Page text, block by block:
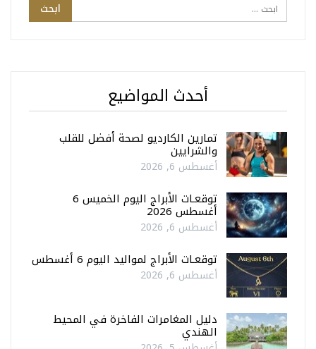
أحدث المواضيع
تمارين الكارديو لصحة أفضل للقلب
والشرايين
أغسطس 6, 2026
توقعـات الأبراج اليوم الخميس 6
أغسطس 2026
أغسطس 6, 2026
توقعـات الأبراج لمواليد اليوم 6 أغسطس
أغسطس 6, 2026
دليل المغامرات الفاخرة في المحيط
الهندي